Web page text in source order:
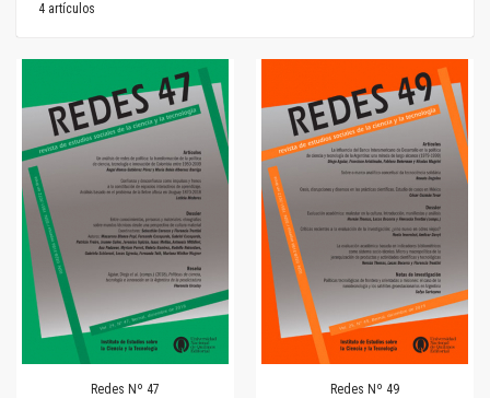
4 artículos
Redes Nº 47
Redes Nº 49